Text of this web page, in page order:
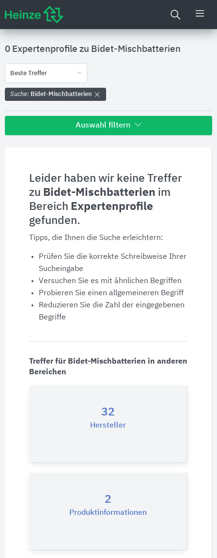
0 Expertenprofile zu Bidet-Mischbatterien
Beste Treffer
Suche: Bidet-Mischbatterien
Auswahl filtern
Produktinformationen
Produktdaten
Ausschreibungstexte
CAD-Details
Architekturobjekte
Leider haben wir keine Treffer
zu Bidet-Mischbatterien im
Bereich Expertenprofile
gefunden.
Tipps, die Ihnen die Suche erleichtern:
Prüfen Sie die korrekte Schreibweise Ihrer
Sucheingabe
Versuchen Sie es mit ähnlichen Begriffen
Probieren Sie einen allgemeineren Begriff
Reduzieren Sie die Zahl der eingegebenen
Begriffe
Treffer für Bidet-Mischbatterien in anderen
Bereichen
32
Hersteller
2
Produktinformationen